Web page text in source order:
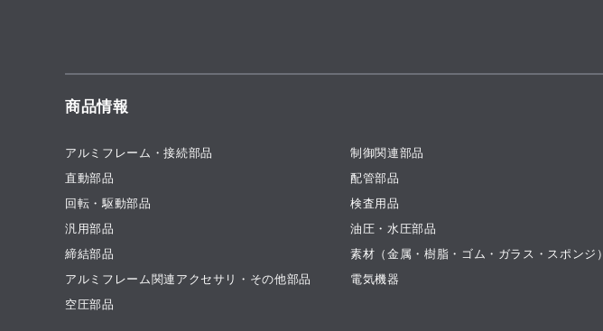
商品情報
アルミフレーム・接続部品
直動部品
回転・駆動部品
汎用部品
締結部品
アルミフレーム関連アクセサリ・その他部品
空圧部品
制御関連部品
配管部品
検査用品
油圧・水圧部品
素材（金属・樹脂・ゴム・ガラス・スポンジ）
電気機器